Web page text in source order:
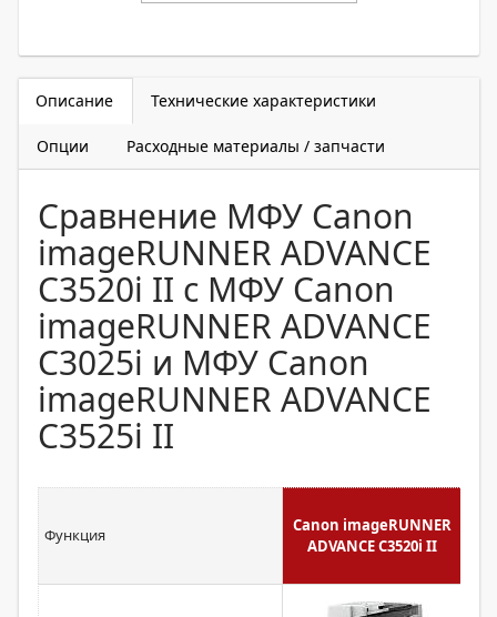
Описание Технические характеристики
Опции Расходные материалы / запчасти
Сравнение МФУ Canon
imageRUNNER ADVANCE
C3520i II с МФУ Canon
imageRUNNER ADVANCE
C3025i и МФУ Canon
imageRUNNER ADVANCE
C3525i II
Функция
Canon imageRUNNER
ADVANCE C3520i II